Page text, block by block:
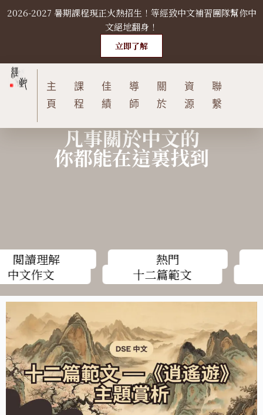
S
t
o
2026-2027 暑期課程現正火熱招生！等經致中文補習團隊幫你中
文絕地翻身！
立即了解
主
頁
課
程
佳
績
導
師
關
於
資
源
聯
繫
凡事關於中文的
你都能在這裏找到
閲讀理解
熱門
中文作文
十二篇範文